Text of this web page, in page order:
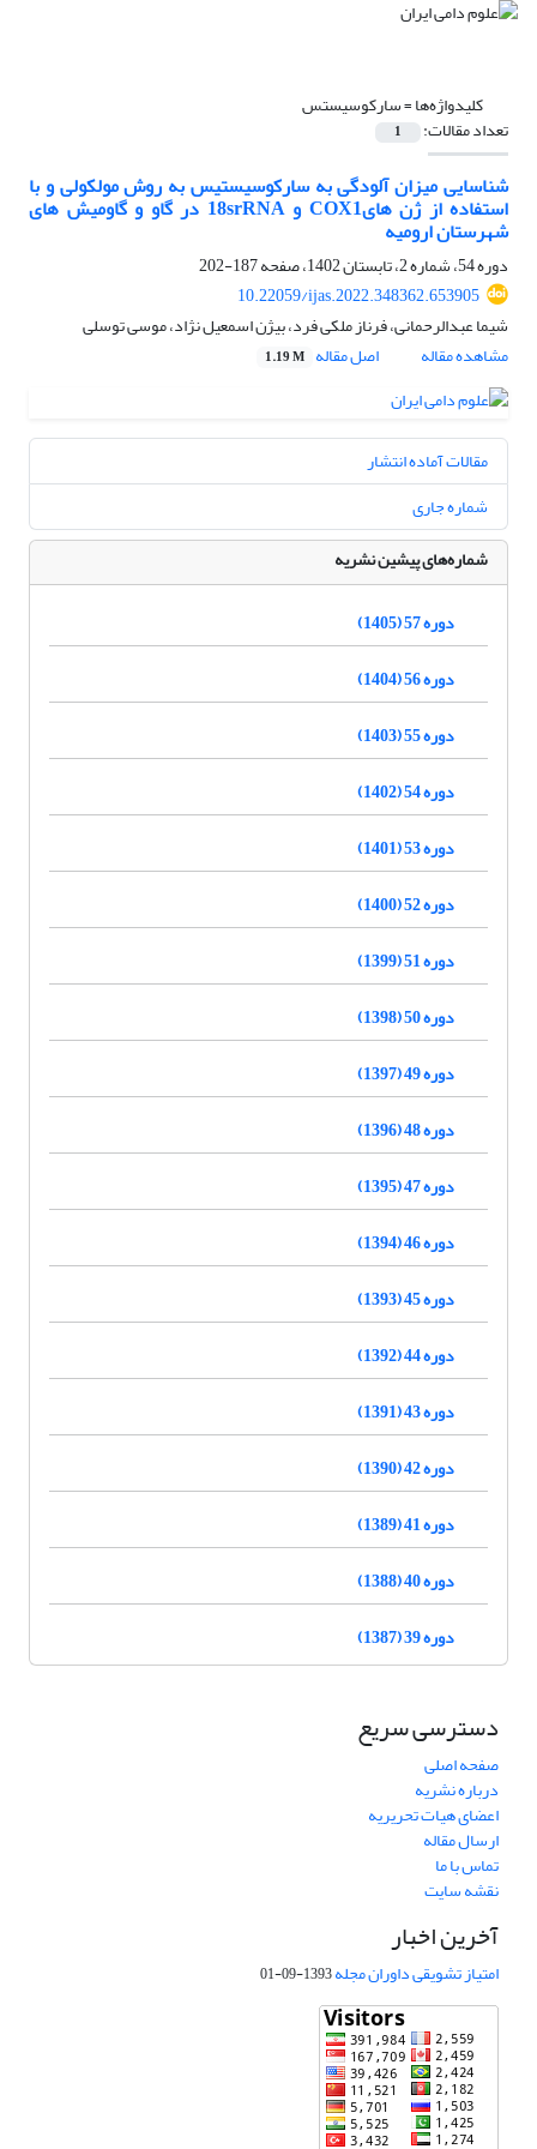
کلیدواژه‌ها =سارکوسیستس
تعداد مقالات: 1
شناسایی میزان آلودگی به سارکوسیستیس به روش مولکولی و با
استفاده از ژن هایCOX1 و 18srRNA در گاو و گاومیش های
شهرستان ارومیه
دوره 54، شماره 2، تابستان 1402، صفحه
187-202
10.22059/ijas.2022.348362.653905
شیما عبدالرحمانی، فرناز ملکی فرد، بیژن اسمعیل نژاد، موسی توسلی
مشاهده مقاله
اصل مقاله 1.19 M
مقالات آماده انتشار
شماره جاری
شماره‌های پیشین نشریه
دوره 57 (1405)
دوره 56 (1404)
دوره 55 (1403)
دوره 54 (1402)
دوره 53 (1401)
دوره 52 (1400)
دوره 51 (1399)
دوره 50 (1398)
دوره 49 (1397)
دوره 48 (1396)
دوره 47 (1395)
دوره 46 (1394)
دوره 45 (1393)
دوره 44 (1392)
دوره 43 (1391)
دوره 42 (1390)
دوره 41 (1389)
دوره 40 (1388)
دوره 39 (1387)
دسترسی سریع
صفحه اصلی
درباره نشریه
اعضای هیات تحریریه
ارسال مقاله
تماس با ما
نقشه سایت
آخرین اخبار
امتیاز تشویقی داوران مجله1393-09-01